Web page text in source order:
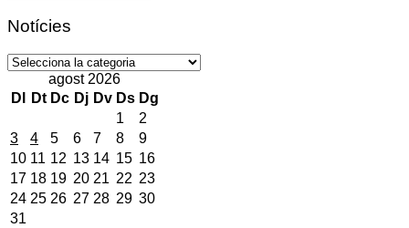
Notícies
Notícies
agost 2026
Dl
Dt Dc Dj Dv Ds Dg
1
2
3
4 5 6 7 8
9
10 11 12 13 14 15 16
17 18 19 20 21 22 23
24 25 26 27 28 29 30
31